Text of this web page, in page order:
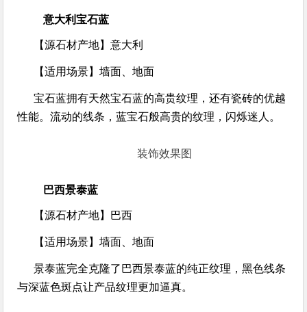
意大利宝石蓝
【源石材产地】意大利
【适用场景】墙面、地面
宝石蓝拥有天然宝石蓝的高贵纹理，还有瓷砖的优越
性能。流动的线条，蓝宝石般高贵的纹理，闪烁迷人。
装饰效果图
巴西景泰蓝
【源石材产地】 巴西
【适用场景】墙面、地面
景泰蓝完全克隆了巴西景泰蓝的纯正纹理，黑色线条
与深蓝色斑点让产品纹理更加逼真。